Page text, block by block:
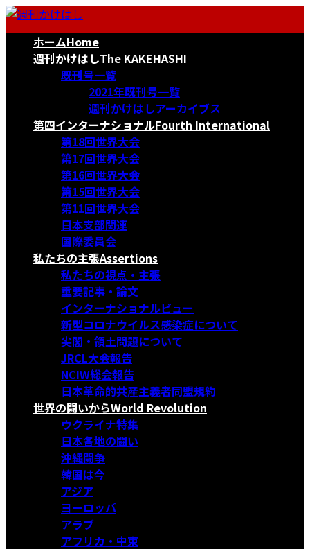
コ
ナ
ホームHome
週刊かけはしThe KAKEHASHI
既刊号一覧
2021年既刊号一覧
週刊かけはしアーカイブス
第四インターナショナルFourth International
第18回世界大会
第17回世界大会
第16回世界大会
第15回世界大会
第11回世界大会
日本支部関連
国際委員会
私たちの主張Assertions
私たちの視点・主張
重要記事・論文
インターナショナルビュー
新型コロナウイルス感染症について
尖閣・領土問題について
JRCL大会報告
NCIW総会報告
日本革命的共産主義者同盟規約
世界の闘いからWorld Revolution
ウクライナ特集
日本各地の闘い
沖縄闘争
韓国は今
アジア
ヨーロッパ
アラブ
アフリカ・中東